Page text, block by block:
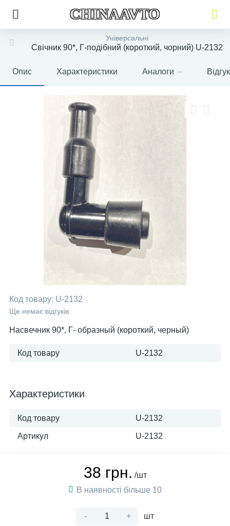
CHINAAVTO
Універсальні
Свічник 90*, Г-подібний (короткий, чорний) U-2132
Опис Характеристики Аналоги
Код товару: U-2132
Ще немає відгуків
Насвечник 90*, Г- образный (короткий, черный)
Код товару U-2132
Характеристики
Код товару U-2132
Артикул U-2132
38 грн. /шт
В наявності більше 10
- + шт